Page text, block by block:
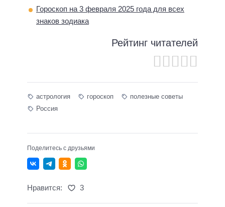
Гороскоп на 3 февраля 2025 года для всех
знаков зодиака
Рейтинг читателей
астрология гороскоп
полезные советы
Россия
Поделитесь с друзьями
Нравится: 3